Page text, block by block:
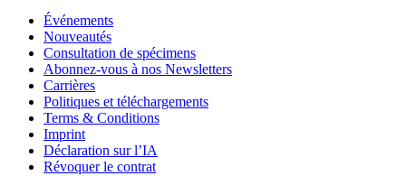
Événements
Nouveautés
Consultation de spécimens
Abonnez-vous à nos Newsletters
Carrières
Politiques et téléchargements
Terms & Conditions
Imprint
Déclaration sur l’IA
Révoquer le contrat